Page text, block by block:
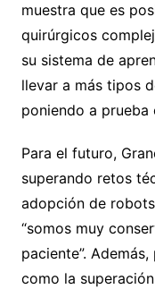
muestra que es
quirúrgicos
su sistema de
llevar a más tipos
poniendo a prueba
Para el futuro,
superando retos
adopción de
“somos muy
paciente”.
como la